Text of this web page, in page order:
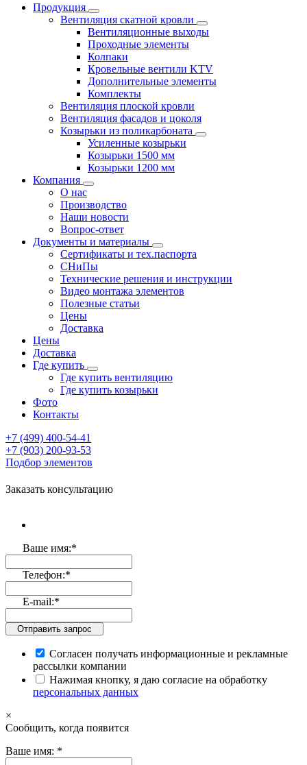
Продукция
Вентиляция скатной кровли
Вентиляционные выходы
Проходные элементы
Колпаки
Кровельные вентили KTV
Дополнительные элементы
Комплекты
Вентиляция плоской кровли
Вентиляция фасадов и цоколя
Козырьки из поликарбоната
Усиленные козырьки
Козырьки 1500 мм
Козырьки 1200 мм
Компания
О нас
Производство
Наши новости
Вопрос-ответ
Документы и материалы
Сертификаты и тех.паспорта
СНиПы
Технические решения и инструкции
Видео монтажа элементов
Полезные статьи
Цены
Доставка
Цены
Доставка
Где купить
Где купить вентиляцию
Где купить козырьки
Фото
Контакты
+7 (499) 400-54-41
+7 (903) 200-93-53
Подбор элементов
Заказать консультацию
Ваше имя:*
Телефон:*
E-mail:*
Отправить запрос
Согласен получать информационные и рекламные
рассылки компании
Нажимая кнопку, я даю согласие на обработку
персональных данных
×
Cообщить, когда появится
Ваше имя: *